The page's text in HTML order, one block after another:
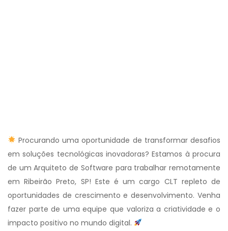
Procurando uma oportunidade de transformar desafios
em soluções tecnológicas inovadoras? Estamos à procura
de um Arquiteto de Software para trabalhar remotamente
em Ribeirão Preto, SP! Este é um cargo CLT repleto de
oportunidades de crescimento e desenvolvimento. Venha
fazer parte de uma equipe que valoriza a criatividade e o
impacto positivo no mundo digital.